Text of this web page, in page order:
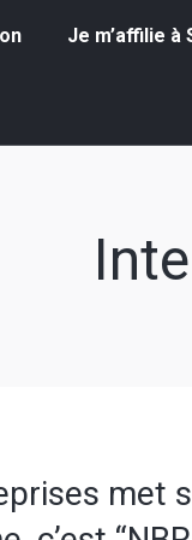
Je m’affilie
met
Je m’affilie à